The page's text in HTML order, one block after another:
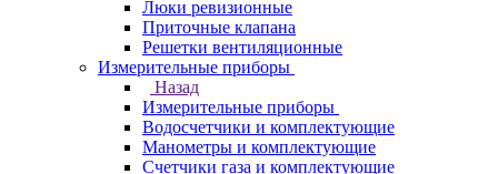
Люки ревизионные
Приточные клапана
Решетки вентиляционные
Измерительные приборы
Назад
Измерительные приборы
Водосчетчики и комплектующие
Манометры и комплектующие
Счетчики газа и комплектующие